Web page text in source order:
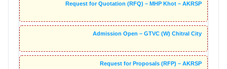
Request for Quotation (RFQ) – MHP Khot – AKRSP
Admission Open – GTVC (W) Chitral City
Request for Proposals (RFP) – AKRSP